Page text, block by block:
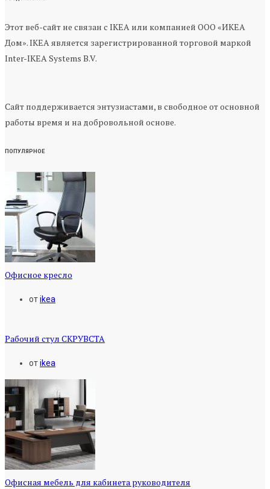
Этот веб-сайт не связан с IKEA или компанией ООО «ИКЕА
Дом». IKEA является зарегистрированной торговой маркой
Inter-IKEA Systems B.V.
Сайт поддерживается энтузиастами, в свободное от основной
работы время и на добровольной основе.
ПОПУЛЯРНОЕ
Офисное кресло
отikea
Рабочий стул СКРУВСТА
отikea
Офисная мебель для кабинета руководителя